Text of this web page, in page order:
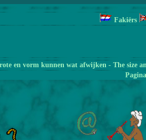
Fakiërs
en vorm kunnen wat afwijken - The size